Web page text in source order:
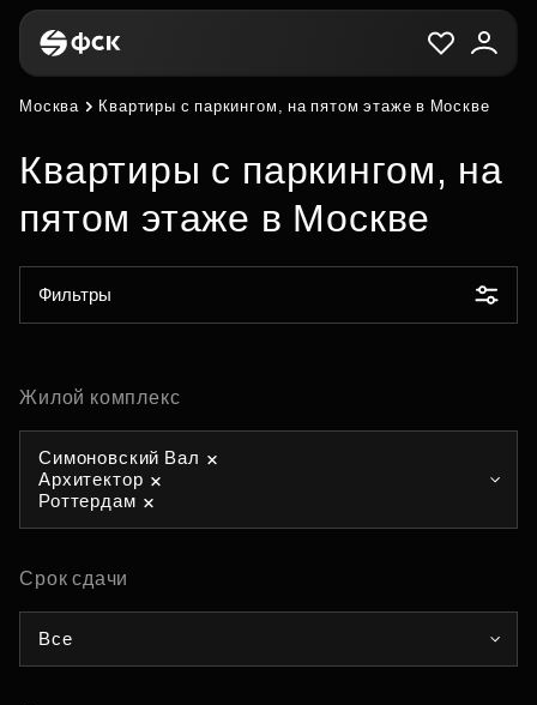
Москва Квартиры с паркингом, на пятом этаже в Москве
Квартиры с паркингом, на
пятом этаже в Москве
Фильтры
Жилой комплекс
Симоновский Вал
Архитектор
Роттердам
Срок сдачи
Все